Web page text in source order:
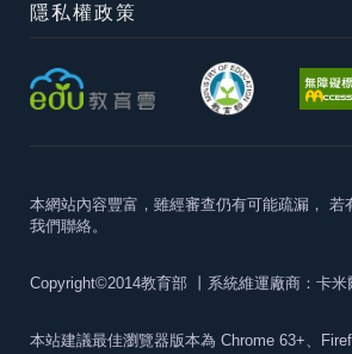
隱私權政策
本網站內容豐富，雖經審查仍有可能疏漏， 若
我們聯絡。
Copyright©2014教育部 丨系統維運廠商：卡
本站建議最佳瀏覽器版本為 Chrome 63+、